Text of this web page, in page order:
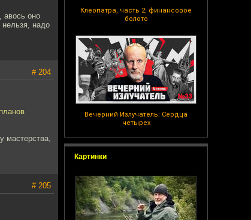
Клеопатра, часть 2: финансовое
болото
Вечерний Излучатель: Сердца
четырех
Картинки
авось оно
нельзя, надо
# 204
мастерства,
# 205